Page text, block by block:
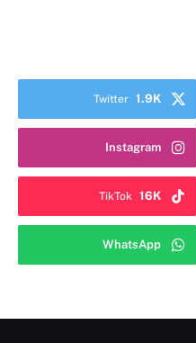
Twitter 1.9K
Instagram
TikTok 16K
WhatsApp